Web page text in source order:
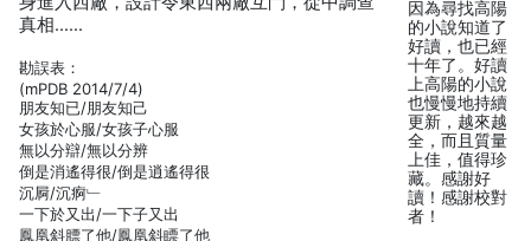
真相……
勘誤表：
(mPDB 2014/7/4)
朋友知已/朋友知己
女孩於心服/女孩子心服
無以分辯/無以分辨
倒是消遙得很/倒是逍遙得很
沉屙/沉痾﹂
一下於又出/一下子又出
鳳凰斜膘了他/鳳凰斜瞟了他
因為尋找高陽
的小說知道了
好讀，也已經
十年了。好讀
上高陽的小說
也慢慢地持續
更新，越來越
全，而且質量
上佳，值得珍
藏。感謝好
讀！感謝校對
者！